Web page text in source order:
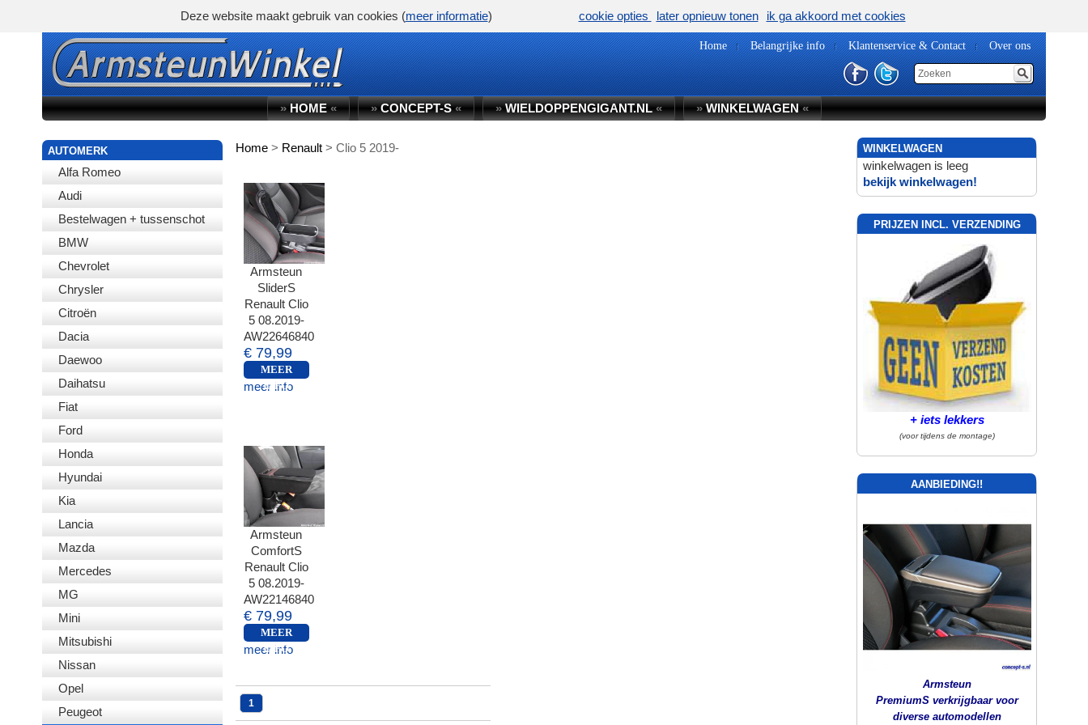
Home Belangrijke info Klantenservice & Contact Over ons
»HOME« »CONCEPT-S« »WIELDOPPENGIGANT.NL« »WINKELWAGEN«
AUTOMERK
Alfa Romeo
Audi
Bestelwagen + tussenschot
BMW
Chevrolet
Chrysler
Citroën
Dacia
Daewoo
Daihatsu
Fiat
Ford
Honda
Hyundai
Kia
Lancia
Mazda
Mercedes
MG
Mini
Mitsubishi
Nissan
Opel
Peugeot
Home> Renault> Clio 5 2019-
Armsteun
SliderS
Renault Clio
5 08.2019-
AW22646840
€ 79,99
MEER
INFO
meer info
Armsteun
ComfortS
Renault Clio
5 08.2019-
AW22146840
€ 79,99
MEER
INFO
meer info
1
WINKELWAGEN WINKELWAGEN
winkelwagen is leeg
bekijk winkelwagen!
PRIJZEN INCL. VERZENDING
+ iets lekkers
(voor tijdens de montage)
AANBIEDING!!
Armsteun
PremiumS verkrijgbaar voor
diverse automodellen
Deze website maakt gebruik van cookies (meer informatie) cookie opties later opnieuw tonen ik ga akkoord met cookies